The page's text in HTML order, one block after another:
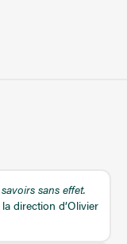
sans effet.
direction d’Olivier